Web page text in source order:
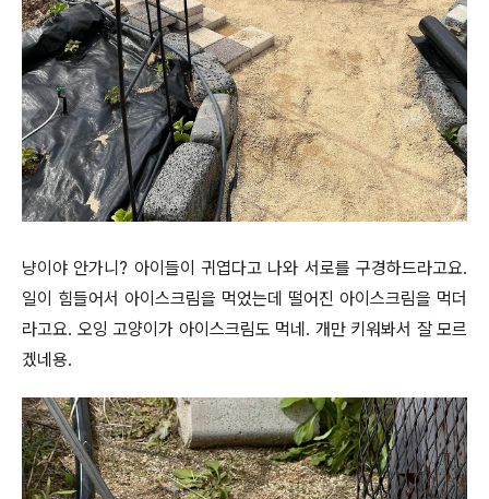
냥이야 안가니? 아이들이 귀엽다고 나와 서로를 구경하드라고요.
일이 힘들어서 아이스크림을 먹었는데 떨어진 아이스크림을 먹더
라고요. 오잉 고양이가 아이스크림도 먹네. 개만 키워봐서 잘 모르
겠네용.